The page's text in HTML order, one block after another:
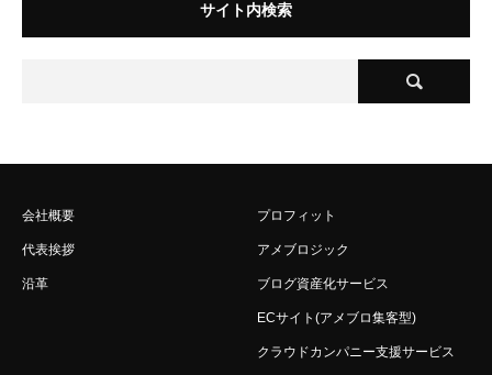
サイト内検索
会社概要
代表挨拶
沿革
プロフィット
アメブロジック
ブログ資産化サービス
ECサイト(アメブロ集客型)
クラウドカンパニー支援サービス